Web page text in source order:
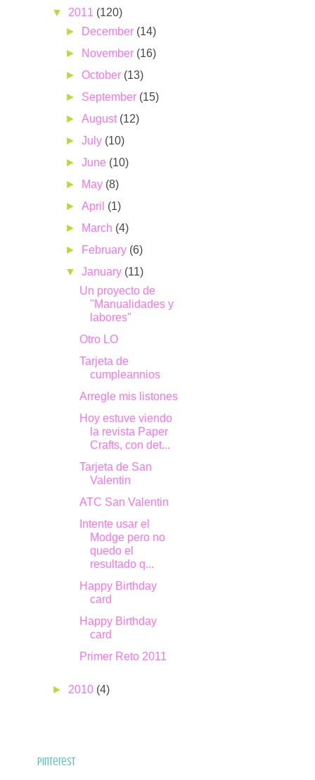
▼ 2011 (120)
►
December (14)
►
November (16)
►October (13)
► September (15)
►August (12)
►July (10)
►June (10)
►
May (8)
►April (1)
►
March (4)
►
February (6)
▼January (11)
Un proyecto de
"Manualidades y
labores"
Otro LO
Tarjeta de
cumpleannios
Arregle mis listones
Hoy estuve viendo
la revista Paper
Crafts, con det...
Tarjeta de San
Valentin
ATC San Valentin
Intente usar el
Modge pero no
quedo el
resultado q...
Happy Birthday
card
Happy Birthday
card
Primer Reto 2011
► 2010 (4)
Pinterest